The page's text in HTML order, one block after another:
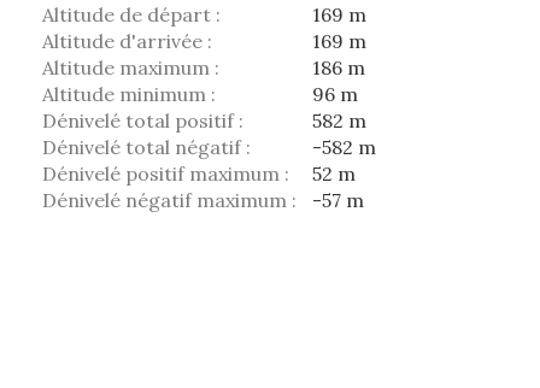
Altitude de départ :
169 m
Altitude d'arrivée :
169 m
Altitude maximum :
186 m
Altitude minimum :
96 m
Dénivelé total positif :
582 m
Dénivelé total négatif :
-582 m
Dénivelé positif maximum :
52 m
Dénivelé négatif maximum :
-57 m